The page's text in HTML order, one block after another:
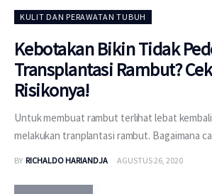
KULIT DAN PERAWATAN TUBUH
Kebotakan Bikin Tidak
Transplantasi Rambut?
Risikonya!
Untuk membuat rambut terlihat lebat
melakukan tranplantasi rambut. Bagaimana
BY RICHALDO HARIANDJA AGUSTUS 26, 2020